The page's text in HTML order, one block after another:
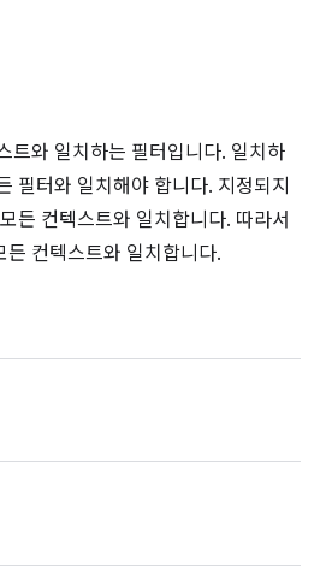
트와 일치하는 필터입니다. 일치하
필터와 일치해야 합니다. 지정되지
든 컨텍스트와 일치합니다. 따라서
컨텍스트와 일치합니다.